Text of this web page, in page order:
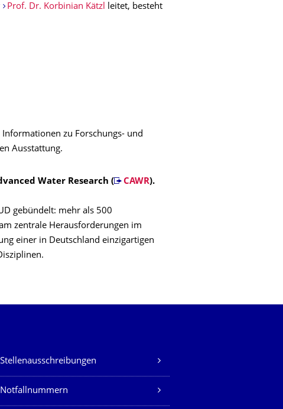
Prof. Dr. Korbinian Kätzl leitet, besteht
zu Forschungs- und
Ausstattung.
Water Research ( CAWR).
gebündelt: mehr als 500
zentrale Herausforderungen im
einer in Deutschland einzigartigen
Stellenausschreibungen
Notfallnummern